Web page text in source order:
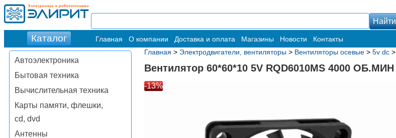
Главная О компании Доставка и оплата Магазины Новости Контакты
Автоэлектроника
Бытовая техника
Вычислительная техника
Карты памяти, флешки,
cd, dvd
Антенны
Главная > Электродвигатели, вентиляторы > Вентиляторы осевые > 5v dc >
Вентилятор 60*60*10 5V RQD6010MS 4000 ОБ.МИН
-13%